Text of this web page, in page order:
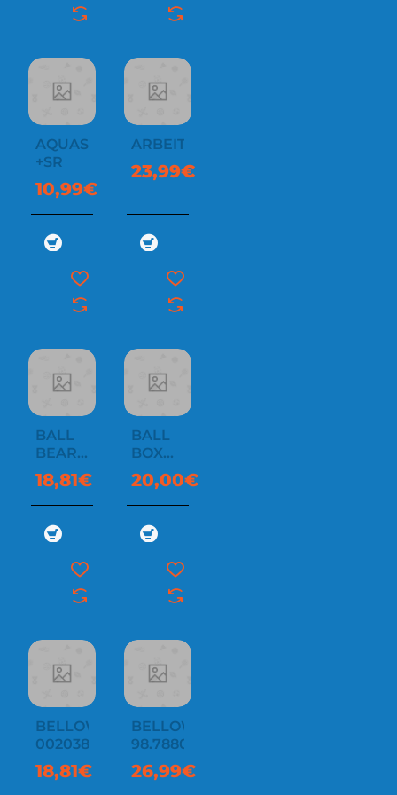
AQUASURE
+SR
10,99€
ARBEITSSCHUERZE
23,99€
BALL
BEARING
0020381952
000110
18,81€
BALL
BOX
94.61000.92
20,00€
BELLOW
0020381952
18,81€
BELLOW
98.78801.01
26,99€